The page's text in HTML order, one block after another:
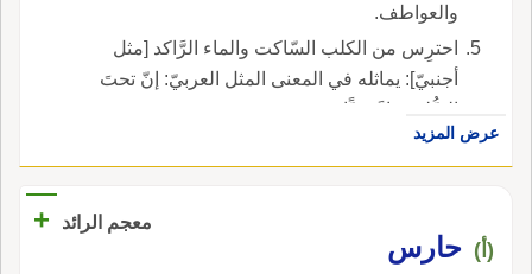
والعواطف.
احترِس من الكلب السّاكت والماء الرَّاكد [مثل
أجنبيّ]: يماثله في المعنى المثل العربيّ: إنّ تحتَ
الضُّلوع داءً دويًّا.
عرض المزيد
معجم الرائد +
(أ) حارس